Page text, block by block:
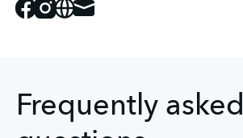
Facebook
Instagram
Website
Mail
Frequently asked